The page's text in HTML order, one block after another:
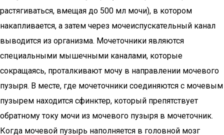
растягиваться, вмещая до 500 мл мочи), в котором
накапливается, а затем через мочеиспускательный канал
выводится из организма. Мочеточники являются
специальными мышечными каналами, которые
сокращаясь, проталкивают мочу в направлении мочевого
пузыря. В месте, где мочеточники соединяются с мочевым
пузырем находится сфинктер, который препятствует
обратному току мочи из мочевого пузыря в мочеточник.
Когда мочевой пузырь наполняется в головной мозг